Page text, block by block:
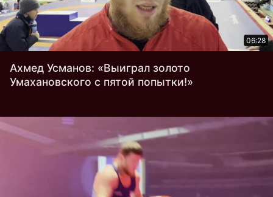
06:28
Ахмед Усманов: «Выиграл золото
Умахановского с пятой попытки!»